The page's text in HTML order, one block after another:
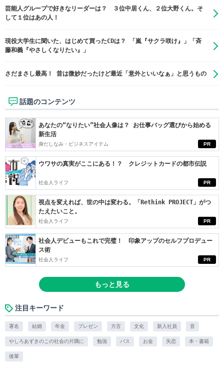
芸能人グループで好きなリーダーは？ ３位中居くん、２位大野くん。そ
して１位はあの人！
現役大学生に聞いた、はじめて買ったCDは？ 「嵐『サクラ咲け』」「斉
藤和義『やさしくなりたい』」
さだまさし最高！ 昔は微妙だったけど最近「意外といいなぁ」と思うもの
話題のコンテンツ
PR
あなたの“なりたい”社会人像は？ お仕事バッグ選びから始める
新生活
身だしなみ・ビジネスアイテム
PR
ウワサの真実がここにある！？ クレジットカードの都市伝説
社会人ライフ
PR
視点を変えれば、世の中は変わる。「Rethink PROJECT」がつ
たえたいこと。
社会人ライフ
PR
社会人デビューもこれで完璧！ 印象アップのセルフプロデュー
ス術
社会人ライフ
もっと見る
注目キーワード
署名 結婚 年金 プレゼン 方言 文化 新入社員 音
やしろあずきのこの社会の片隅に 勉強 バス お金 失恋 本・書籍
後輩